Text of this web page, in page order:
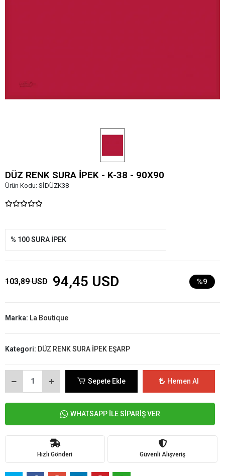
DÜZ RENK SURA İPEK - K-38 - 90X90
Ürün Kodu: SİDÜZK38
% 100 SURA İPEK
103,89 USD 94,45 USD %9
Marka: La Boutique
Kategori: DÜZ RENK SURA İPEK EŞARP
Sepete Ekle Hemen Al
WHATSAPP İLE SİPARİŞ VER
Hızlı Gönderi Güvenli Alışveriş